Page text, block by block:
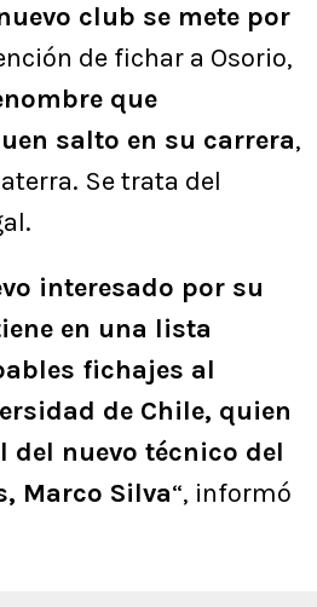
club se mete por
de fichar a Osorio,
que
salto en su carrera,
Se trata del
interesado por su
en una lista
fichajes al
de Chile, quien
del nuevo técnico del
Marco Silva“, informó